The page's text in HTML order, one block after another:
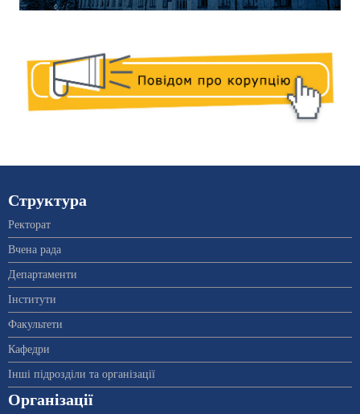
Структура
Ректорат
Вчена рада
Департаменти
Інститути
Факультети
Кафедри
Інші підрозділи та організації
Організації